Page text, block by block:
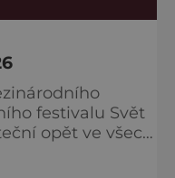
festivalu Svět
opět ve všech
cestě.